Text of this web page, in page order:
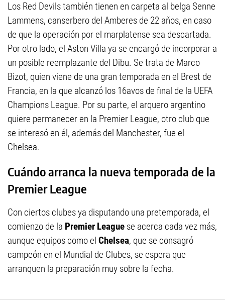
Los Red Devils también tienen en carpeta al belga Senne
Lammens, canserbero del Amberes de 22 años, en caso
de que la operación por el marplatense sea descartada.
Por otro lado, el Aston Villa ya se encargó de incorporar a
un posible reemplazante del Dibu. Se trata de Marco
Bizot, quien viene de una gran temporada en el Brest de
Francia, en la que alcanzó los 16avos de final de la UEFA
Champions League. Por su parte, el arquero argentino
quiere permanecer en la Premier League, otro club que
se interesó en él, además del Manchester, fue el
Chelsea.
Cuándo arranca la nueva temporada de la
Premier League
Con ciertos clubes ya disputando una pretemporada, el
comienzo de la Premier League se acerca cada vez más,
aunque equipos como el Chelsea, que se consagró
campeón en el Mundial de Clubes, se espera que
arranquen la preparación muy sobre la fecha.